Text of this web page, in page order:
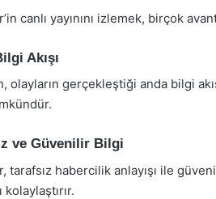
canlı yayınını izlemek, birçok
Akışı
olayların gerçekleştiği anda bilgi
ve Güvenilir Bilgi
tarafsız habercilik anlayışı ile
kolaylaştırır.